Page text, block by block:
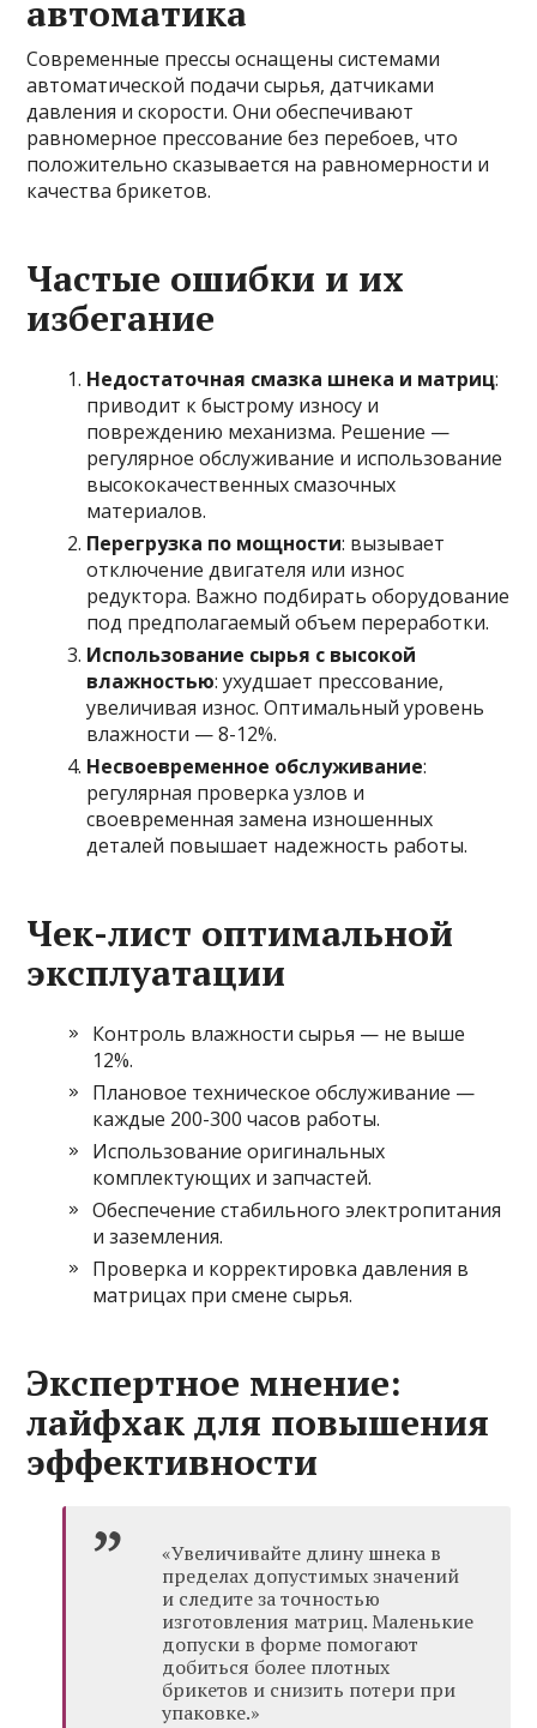
автоматика
Современные прессы оснащены системами
автоматической подачи сырья, датчиками
давления и скорости. Они обеспечивают
равномерное прессование без перебоев, что
положительно сказывается на равномерности и
качества брикетов.
Частые ошибки и их
избегание
Недостаточная смазка шнека и матриц:
приводит к быстрому износу и
повреждению механизма. Решение —
регулярное обслуживание и использование
высококачественных смазочных
материалов.
Перегрузка по мощности: вызывает
отключение двигателя или износ
редуктора. Важно подбирать оборудование
под предполагаемый объем переработки.
Использование сырья с высокой
влажностью: ухудшает прессование,
увеличивая износ. Оптимальный уровень
влажности — 8-12%.
Несвоевременное обслуживание:
регулярная проверка узлов и
своевременная замена изношенных
деталей повышает надежность работы.
Чек-лист оптимальной
эксплуатации
Контроль влажности сырья — не выше
12%.
Плановое техническое обслуживание —
каждые 200-300 часов работы.
Использование оригинальных
комплектующих и запчастей.
Обеспечение стабильного электропитания
и заземления.
Проверка и корректировка давления в
матрицах при смене сырья.
Экспертное мнение:
лайфхак для повышения
эффективности
«Увеличивайте длину шнека в
пределах допустимых значений
и следите за точностью
изготовления матриц. Маленькие
допуски в форме помогают
добиться более плотных
брикетов и снизить потери при
упаковке.»